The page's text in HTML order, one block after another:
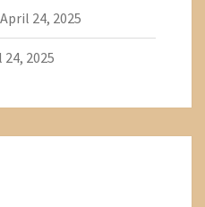
April 24, 2025
2025